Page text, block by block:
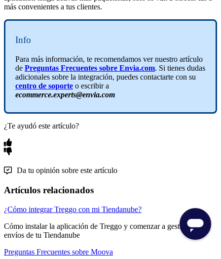
más convenientes a tus clientes.
Info
Para más información, te recomendamos ver nuestro artículo
de Preguntas Frecuentes sobre Envia.com. Si tienes dudas
adicionales sobre la integración, puedes contactarte con su
centro de soporte o escribir a
ecommerce.experts@envia.com
¿Te ayudó este artículo?
Da tu opinión sobre este artículo
Artículos relacionados
¿Cómo integrar Treggo con mi Tiendanube?
Cómo instalar la aplicación de Treggo y comenzar a gestionar los
envíos de tu Tiendanube
Preguntas Frecuentes sobre Moova